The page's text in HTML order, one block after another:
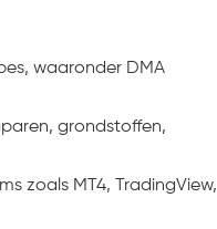
waaronder DMA
grondstoffen,
zoals MT4, TradingView,